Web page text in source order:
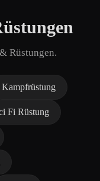
Rüstungen.
Kampfrüstung
Fi Rüstung